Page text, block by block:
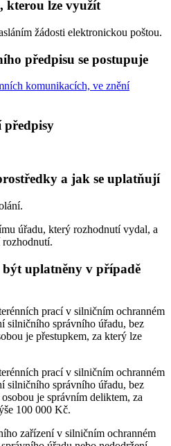
kterou lze využít
žádosti elektronickou poštou.
předpisu se postupuje
komunikacích, ve znění
předpisy
a jak se uplatňují
úřadu, který rozhodnutí vydal, a
rozhodnutí.
být uplatněny v případě
prací v silničním ochranném
silničního správního úřadu, bez
je přestupkem, za který lze
prací v silničním ochranném
silničního správního úřadu, bez
je správním deliktem, za
100 000 Kč.
zařízení v silničním ochranném